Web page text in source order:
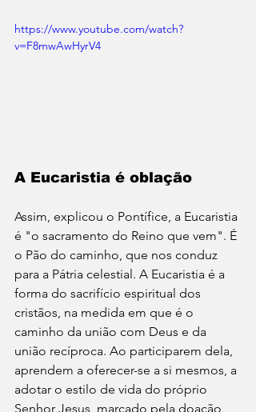
https://www.youtube.com/watch?
v=F8mwAwHyrV4
A Eucaristia é oblação
Assim, explicou o Pontífice, a Eucaristia
é "o sacramento do Reino que vem". É
o Pão do caminho, que nos conduz
para a Pátria celestial. A Eucaristia é a
forma do sacrifício espiritual dos
cristãos, na medida em que é o
caminho da união com Deus e da
união recíproca. Ao participarem dela,
aprendem a oferecer-se a si mesmos, a
adotar o estilo de vida do próprio
Senhor Jesus, marcado pela doação